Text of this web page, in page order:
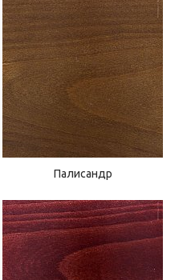
Палисандр